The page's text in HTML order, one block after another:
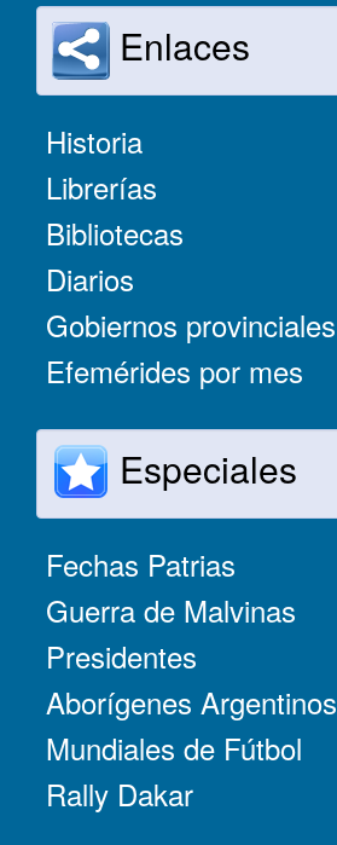
Enlaces
Historia
Librerías
Bibliotecas
Diarios
Gobiernos provinciales
Efemérides por mes
Especiales
Fechas Patrias
Guerra de Malvinas
Presidentes
Aborígenes Argentinos
Mundiales de Fútbol
Rally Dakar